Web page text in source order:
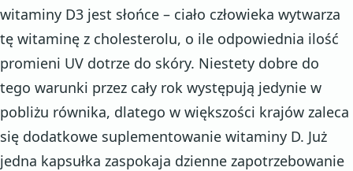
witaminy D3 jest słońce – ciało człowieka wytwarza
tę witaminę z cholesterolu, o ile odpowiednia ilość
promieni UV dotrze do skóry. Niestety dobre do
tego warunki przez cały rok występują jedynie w
pobliżu równika, dlatego w większości krajów zaleca
się dodatkowe suplementowanie witaminy D. Już
jedna kapsułka zaspokaja dzienne zapotrzebowanie